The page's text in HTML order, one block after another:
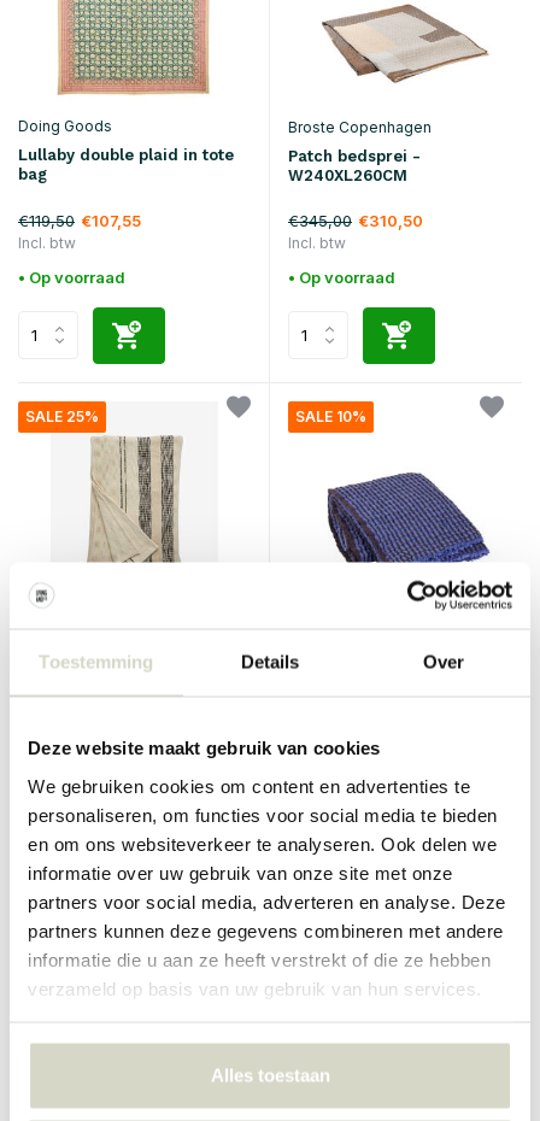
Toestemming Details Over
Deze website maakt gebruik van cookies
We gebruiken cookies om content en advertenties te
personaliseren, om functies voor social media te bieden
en om ons websiteverkeer te analyseren. Ook delen we
informatie over uw gebruik van onze site met onze
partners voor social media, adverteren en analyse. Deze
partners kunnen deze gegevens combineren met andere
informatie die u aan ze heeft verstrekt of die ze hebben
verzameld op basis van uw gebruik van hun services.
Alles toestaan
Doing Goods
Lullaby double plaid in tote
bag
€119,50 €107,55
Incl. btw
• Op voorraad
Broste Copenhagen
Patch bedsprei -
W240XL260CM
€345,00 €310,50
Incl. btw
• Op voorraad
SALE 25%
Anser bedsprei 270x270cm
Incl. btw
• Op voorraad
SALE 10%
Linda plaid blauw -
Incl. btw
• Op voorraad
SALE 10%